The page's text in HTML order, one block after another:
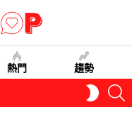
熱門 趨勢
SKIN